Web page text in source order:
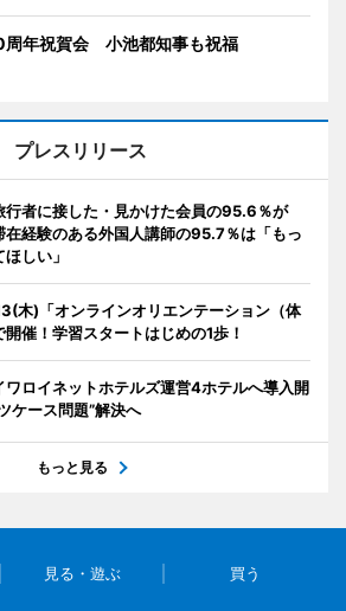
周年祝賀会 小池都知事も祝福
プレスリリース
行者に接した・見かけた会員の95.6％が
在経験のある外国人講師の95.7％は「もっ
しい」
木)「オンラインオリエンテーション（体
催！学習スタートはじめの1歩！
ワロイネットホテルズ運営4ホテルへ導入開
ケース問題”解決へ
もっと見る
見る・遊ぶ 買う